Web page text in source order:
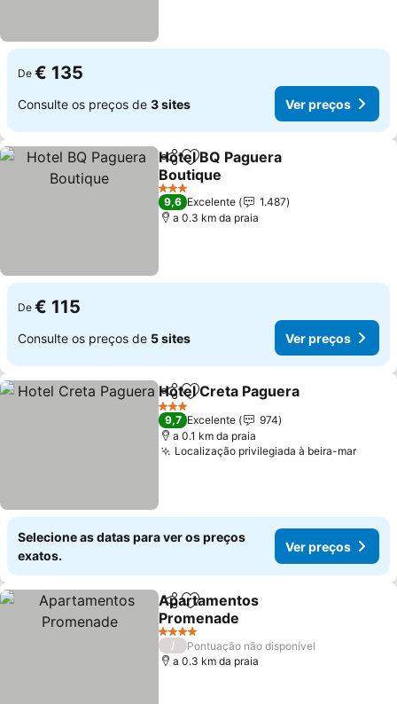
De € 135
Consulte os preços de 3 sites Ver preços
PartilharAdicionar aos favoritos
Hotel BQ Paguera
Boutique
3 Estrelas
9,6 Excelente
1.487
a 0.3 km da praia
De € 115
Consulte os preços de 5 sites Ver preços
PartilharAdicionar aos favoritos
Hotel Creta Paguera
3 Estrelas
9,7 Excelente
974
a 0.1 km da praia
Localização privilegiada à beira-mar
Selecione as datas para ver os preços
exatos.
Ver preços
PartilharAdicionar aos favoritos
Apartamentos
Promenade
4 Estrelas
/
Pontuação não disponível
a 0.3 km da praia